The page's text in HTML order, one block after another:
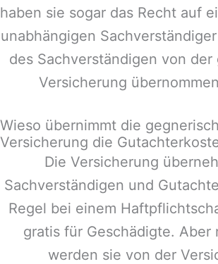
haben sie sogar das Recht auf
unabhängigen
des Sachverständigen von der
Versicherung
Wieso übernimmt die
Versicherung die
Die Versicherung
Sachverständigen und
Regel bei einem
gratis für Geschädigte. Aber
werden sie von der